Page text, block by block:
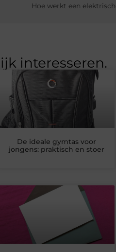
Hoe werkt een
interesseren.
De ideale gymtas voor
jongens: praktisch en stoer